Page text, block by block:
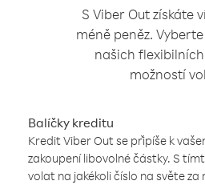
S Viber Out získáte
méně peněz.
našich
možností
Balíčky kreditu
Kredit Viber Out se připíše k
zakoupení libovolné částky. S
volat na jakékoli číslo na světe za